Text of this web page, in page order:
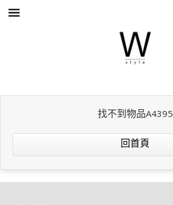
找不到物品A4395
回首頁